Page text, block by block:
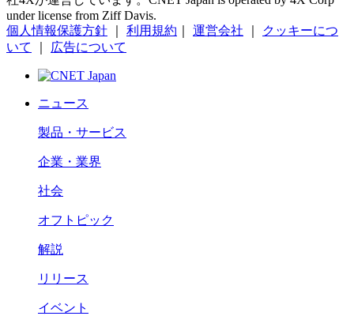
under license from Ziff Davis.
個人情報保護方針
利用規約 運営会社
クッキーにつ
いて
広告について
ニュース
製品・サービス
企業・業界
社会
オフトピック
解説
リリース
イベント